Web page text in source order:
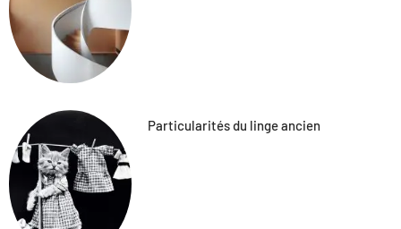
Particularités du linge ancien